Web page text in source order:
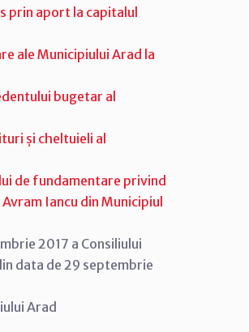
prin aport la capitalul
ale Municipiului Arad la
bugetar al
și cheltuieli al
de fundamentare privind
Iancu din Municipiul
2017 a Consiliului
data de 29 septembrie
Arad